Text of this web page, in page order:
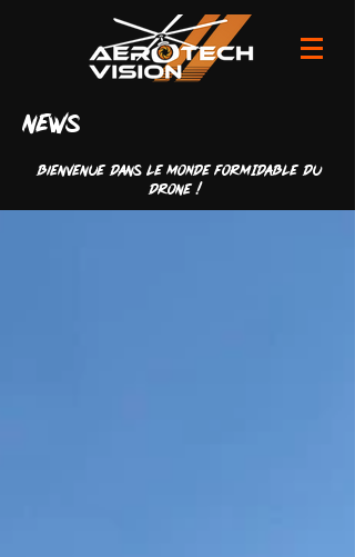
news
Bienvenue dans LE MONDE FORMIDABLE du
drone !